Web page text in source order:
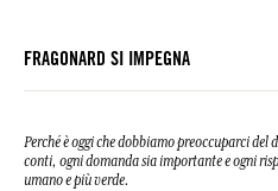
FRAGONARD SI IMPEGNA
Perché è oggi che dobbiamo preoccuparci
conti, ogni domanda sia importante e ogni
umano e più verde.